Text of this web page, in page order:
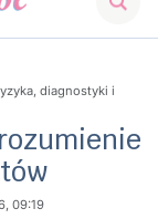
diagnostyki i
09:19